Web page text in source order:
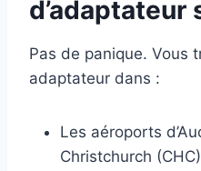
d’adaptateur
Pas de panique. Vous
adaptateur dans :
Les aéroports
Christchurch